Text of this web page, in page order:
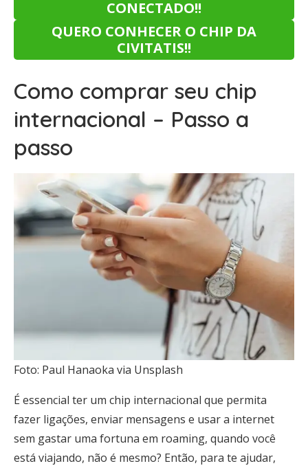
CONECTADO!!
QUERO CONHECER O CHIP DA
CIVITATIS!!
Como comprar seu chip
internacional – Passo a
passo
Foto: Paul Hanaoka via Unsplash
É essencial ter um chip internacional que permita
fazer ligações, enviar mensagens e usar a internet
sem gastar uma fortuna em roaming, quando você
está viajando, não é mesmo? Então, para te ajudar,